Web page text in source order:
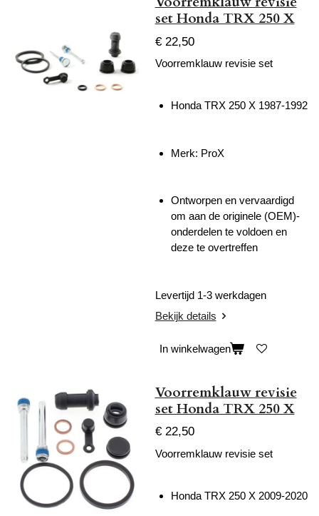
set Honda TRX 250 X
€ 22,50
Voorremklauw revisie set
Honda TRX 250 X 1987-1992
Merk: ProX
Ontworpen en vervaardigd
om aan de originele (OEM)-
onderdelen te voldoen en
deze te overtreffen
Levertijd 1-3 werkdagen
Bekijk details
In winkelwagen
Voorremklauw revisie
set Honda TRX 250 X
€ 22,50
Voorremklauw revisie set
Honda TRX 250 X 2009-2020